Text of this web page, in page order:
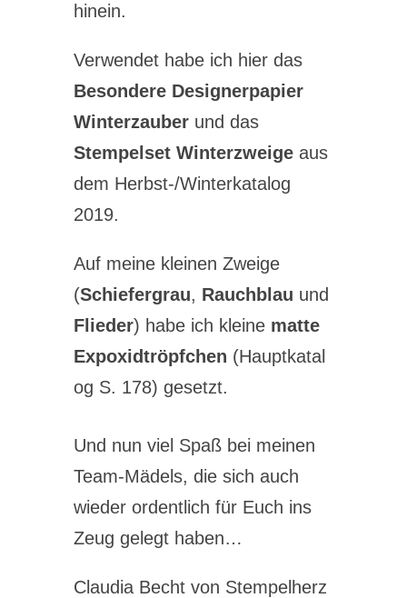
hinein.
Verwendet habe ich hier das
Besondere Designerpapier
Winterzauberund das
Stempelset Winterzweige aus
dem Herbst-/Winterkatalog
2019.
Auf meine kleinen Zweige
(Schiefergrau, Rauchblau und
Flieder) habe ich kleine matte
Expoxidtröpfchen (Hauptkatal
og S. 178) gesetzt.
Und nun viel Spaß bei meinen
Team-Mädels, die sich auch
wieder ordentlich für Euch ins
Zeug gelegt haben…
Claudia Becht von Stempelherz